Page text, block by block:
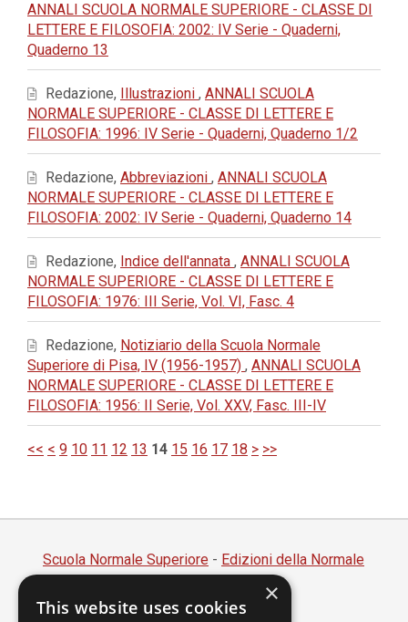
ANNALI SCUOLA NORMALE SUPERIORE - CLASSE DI
LETTERE E FILOSOFIA: 2002: IV Serie - Quaderni,
Quaderno 13
Redazione, Illustrazioni , ANNALI SCUOLA
NORMALE SUPERIORE - CLASSE DI LETTERE E
FILOSOFIA: 1996: IV Serie - Quaderni, Quaderno 1/2
Redazione, Abbreviazioni , ANNALI SCUOLA
NORMALE SUPERIORE - CLASSE DI LETTERE E
FILOSOFIA: 2002: IV Serie - Quaderni, Quaderno 14
Redazione, Indice dell'annata , ANNALI SCUOLA
NORMALE SUPERIORE - CLASSE DI LETTERE E
FILOSOFIA: 1976: III Serie, Vol. VI, Fasc. 4
Redazione, Notiziario della Scuola Normale
Superiore di Pisa, IV (1956-1957) , ANNALI SCUOLA
NORMALE SUPERIORE - CLASSE DI LETTERE E
FILOSOFIA: 1956: II Serie, Vol. XXV, Fasc. III-IV
<< < 9 10 11 12 13 14 15 16 17 18 > >>
Scuola Normale Superiore - Edizioni della Normale
Piazza dei Cavalieri, 7 - 56126 Pisa
Codice fiscale 80005050507
×
This website uses cookies